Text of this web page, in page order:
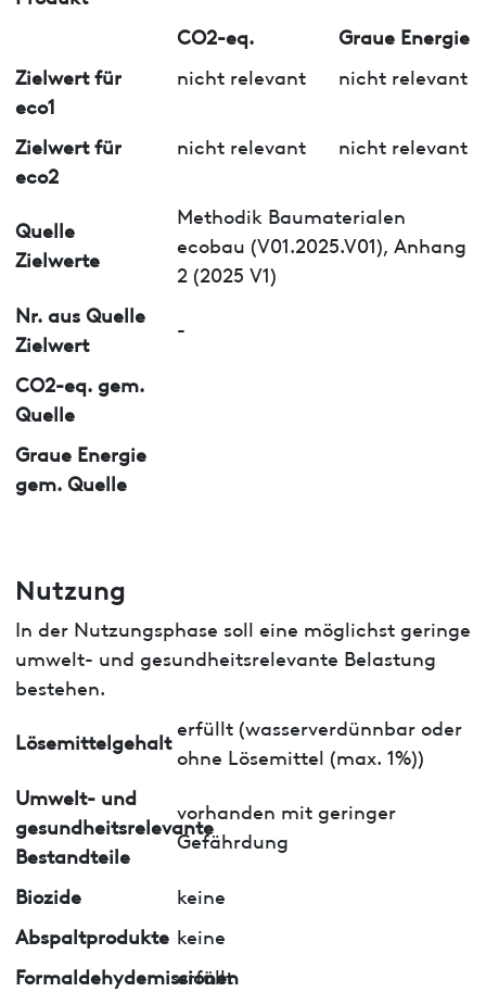
CO2-eq.
Graue Energie
Zielwert für
eco1
nicht relevant nicht relevant
Zielwert für
eco2
nicht relevant nicht relevant
Quelle
Zielwerte
Methodik Baumaterialen
ecobau (V01.2025.V01), Anhang
2 (2025 V1)
Nr. aus Quelle
Zielwert
-
CO2-eq. gem.
Quelle
Graue Energie
gem. Quelle
Nutzung
In der Nutzungsphase soll eine möglichst geringe
umwelt- und gesundheitsrelevante Belastung
bestehen.
Lösemittelgehalt
erfüllt (wasserverdünnbar oder
ohne Lösemittel (max. 1%))
Umwelt- und
gesundheitsrelevante
Bestandteile
vorhanden mit geringer
Gefährdung
Biozide
keine
Abspaltprodukte keine
Formaldehydemissionen
erfüllt